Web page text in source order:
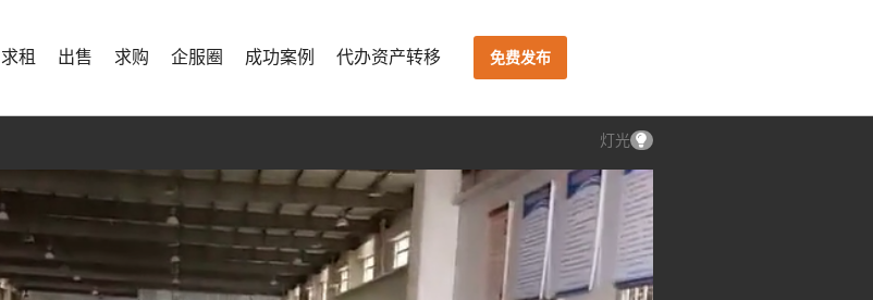
求租 出售 求购 企服圈 成功案例 代办资产转移 免费发布
灯光